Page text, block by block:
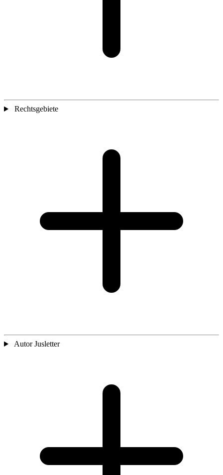
Rechtsgebiete
Autor Jusletter